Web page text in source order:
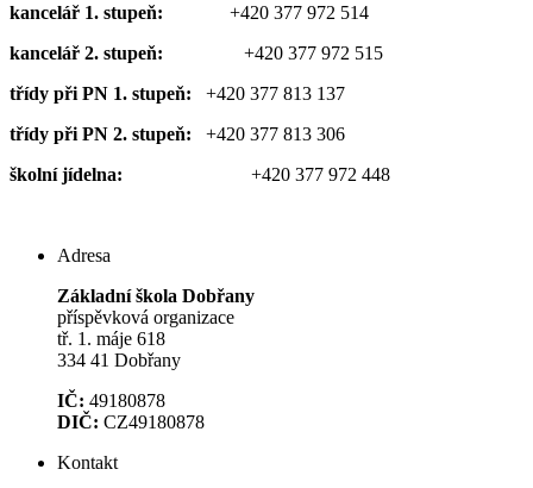
kancelář 1. stupeň: +420 377 972 514
kancelář 2. stupeň: +420 377 972 515
třídy při PN 1. stupeň: +420 377 813 137
třídy při PN 2. stupeň: +420 377 813 306
školní jídelna: +420 377 972 448
Adresa
Základní škola Dobřany
příspěvková organizace
tř. 1. máje 618
334 41 Dobřany
IČ: 49180878
DIČ: CZ49180878
Kontakt